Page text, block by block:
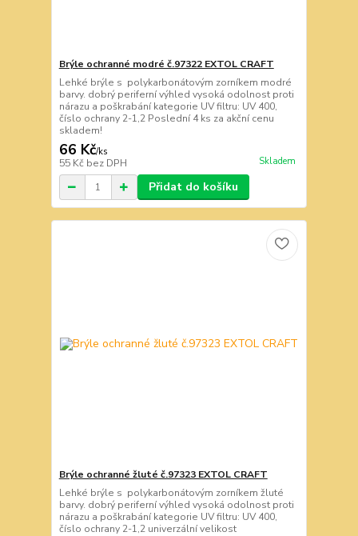
Brýle ochranné modré č.97322 EXTOL CRAFT
Lehké brýle s polykarbonátovým zorníkem modré
barvy. dobrý periferní výhled vysoká odolnost proti
nárazu a poškrabání kategorie UV filtru: UV 400,
číslo ochrany 2-1,2 Poslední 4 ks za akční cenu
skladem!
66 Kč/ks
55 Kč bez DPH Skladem
Přidat do košíku
Brýle ochranné žluté č.97323 EXTOL CRAFT
Lehké brýle s polykarbonátovým zorníkem žluté
barvy. dobrý periferní výhled vysoká odolnost proti
nárazu a poškrabání kategorie UV filtru: UV 400,
číslo ochrany 2-1,2 univerzální velikost